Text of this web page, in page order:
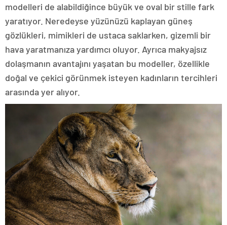
modelleri de alabildiğince büyük ve oval bir stille fark
yaratıyor. Neredeyse yüzünüzü kaplayan güneş
gözlükleri, mimikleri de ustaca saklarken, gizemli bir
hava yaratmanıza yardımcı oluyor. Ayrıca makyajsız
dolaşmanın avantajını yaşatan bu modeller, özellikle
doğal ve çekici görünmek isteyen kadınların tercihleri
arasında yer alıyor.